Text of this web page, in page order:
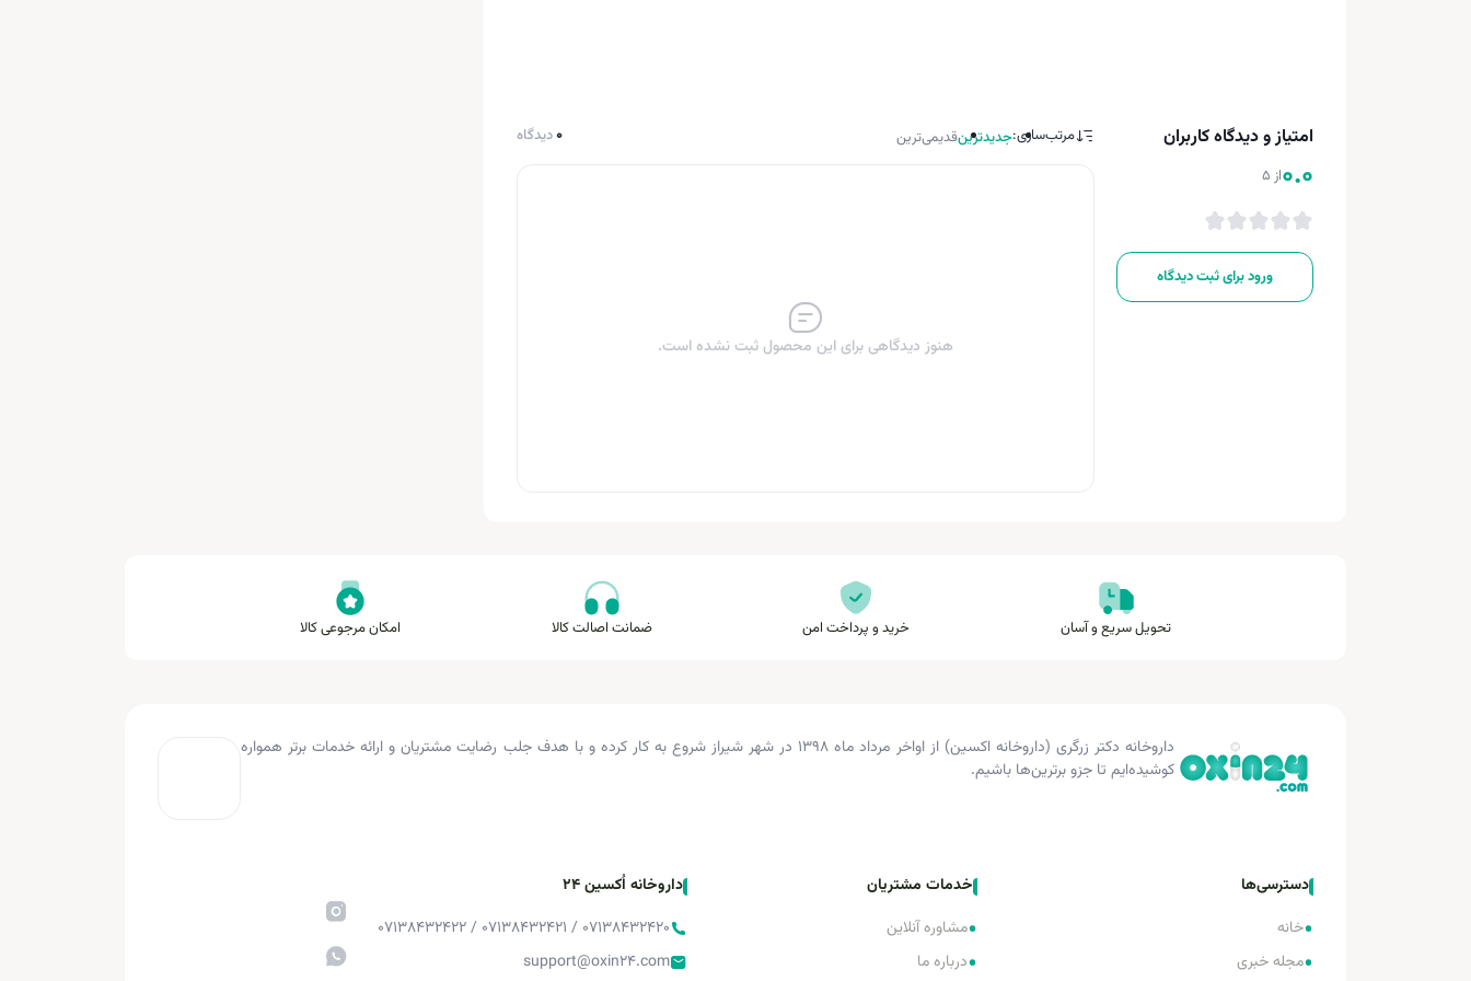
امتیاز و دیدگاه کاربران
0.0از 5
ورود برای ثبت دیدگاه
مرتب‌سازی:جدیدترینقدیمی‌ترین 0دیدگاه
هنوز دیدگاهی برای این محصول ثبت نشده است.
تحویل سریع و آسان خرید و پرداخت امن ضمانت اصالت کالا امکان مرجوعی کالا
داروخانه دکتر زرگری (داروخانه اکسین) از اواخر مرداد ماه ۱۳۹۸ در شهر شیراز شروع به کار کرده و با هدف جلب رضایت مشتریان و ارائه خدمات برتر همواره
کوشیده‌ایم تا جزو برترین‌ها باشیم.
دسترسی‌ها
•خانه
•مجله خبری
خدمات مشتریان
•مشاوره آنلاین
•درباره ما
داروخانه اُکسین 24
۰۷۱۳۸۴۳۲۴۲۰ / ۰۷۱۳۸۴۳۲۴۲۱ / ۰۷۱۳۸۴۳۲۴۲۲
support@oxin24.com